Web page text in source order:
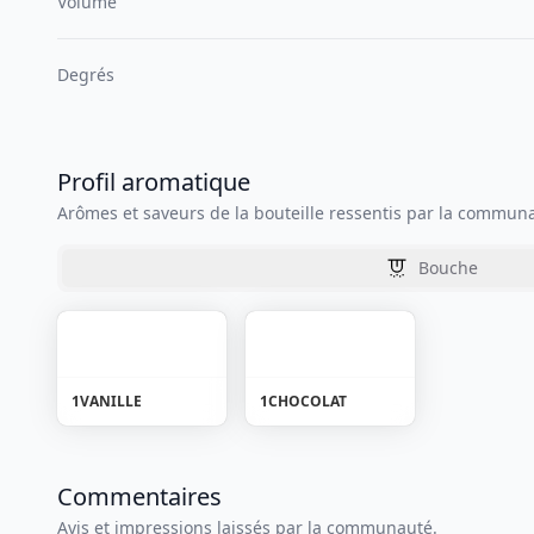
Degrés
Profil aromatique
Arômes et saveurs de la bouteille ressentis par la
Bouche
1VANILLE 1CHOCOLAT
Commentaires
Avis et impressions laissés par la communauté.